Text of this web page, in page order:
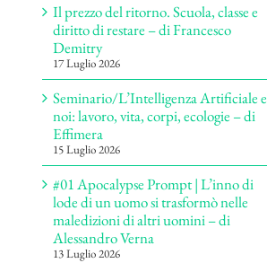
Il prezzo del ritorno. Scuola, classe e
diritto di restare – di Francesco
Demitry
17 Luglio 2026
Seminario/L’Intelligenza Artificiale e
noi: lavoro, vita, corpi, ecologie – di
Effimera
15 Luglio 2026
#01 Apocalypse Prompt | L’inno di
lode di un uomo si trasformò nelle
maledizioni di altri uomini – di
Alessandro Verna
13 Luglio 2026